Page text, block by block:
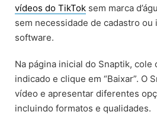
vídeos do TikTok sem marca
sem necessidade de cadastro ou
software.
Na página inicial do Snaptik, cole
indicado e clique em “Baixar”. O
vídeo e apresentar diferentes
incluindo formatos e qualidades.